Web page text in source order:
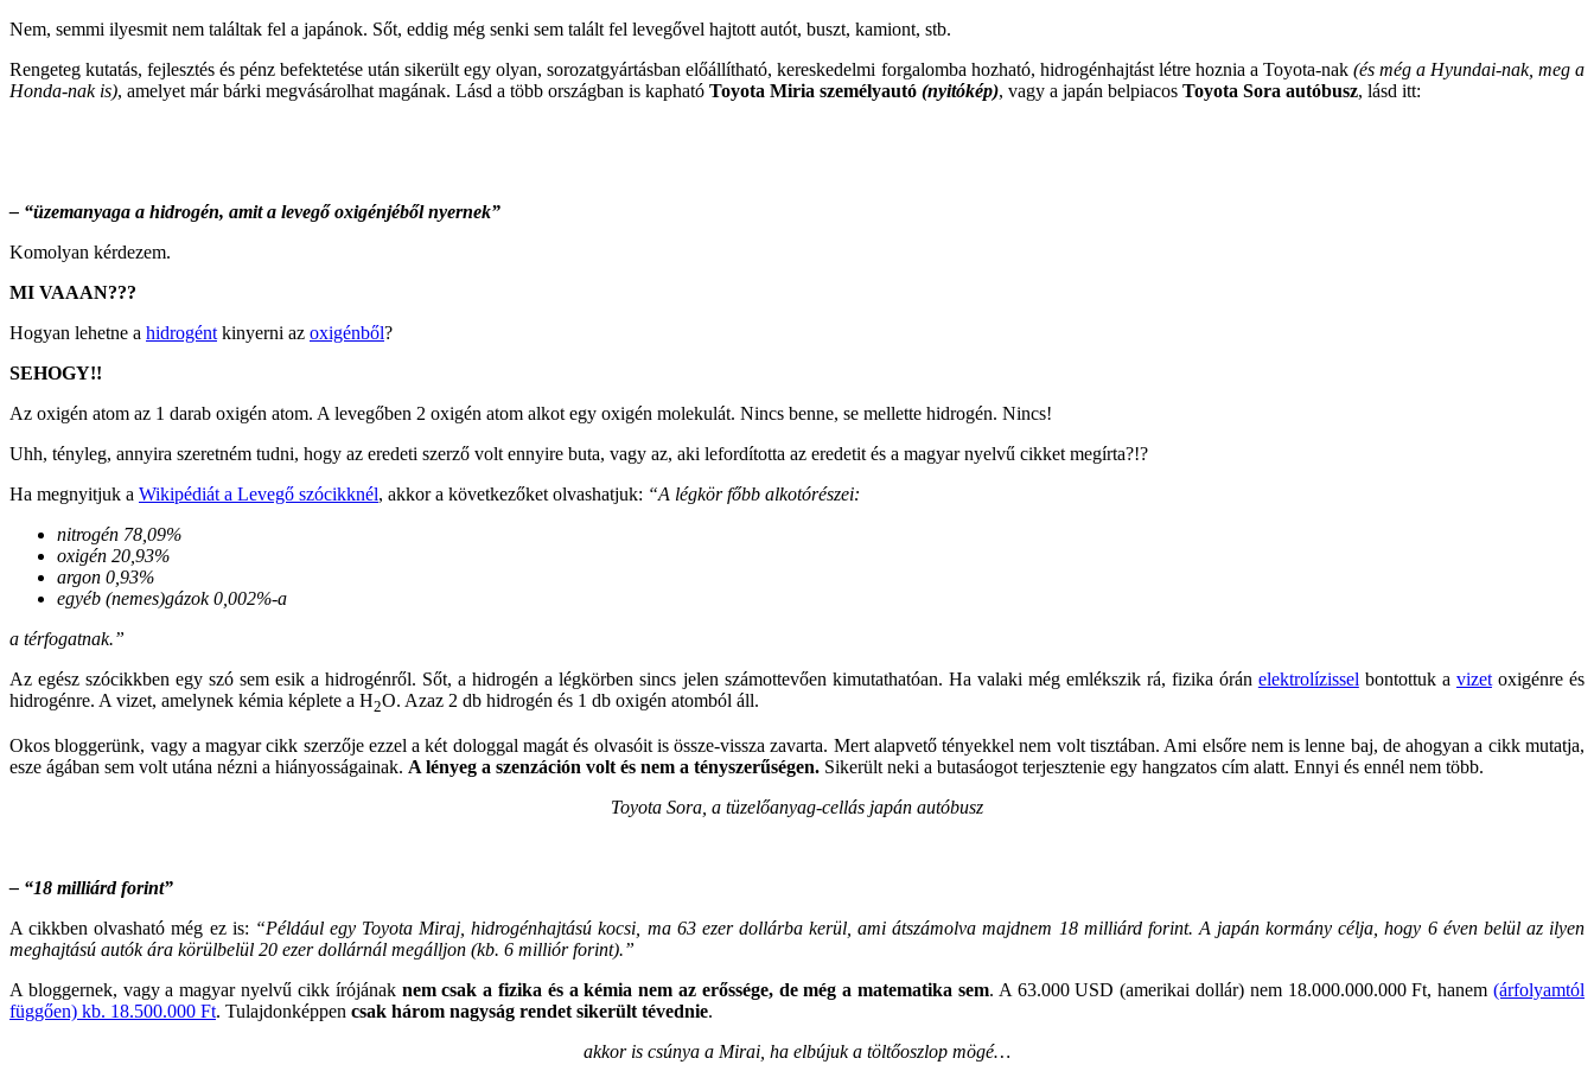
Nem, semmi ilyesmit nem találtak fel a japánok. Sőt, eddig még senki sem talált fel levegővel hajtott autót, buszt, kamiont, stb.
Rengeteg kutatás, fejlesztés és pénz befektetése után sikerült egy olyan, sorozatgyártásban előállítható, kereskedelmi forgalomba hozható, hidrogénhajtást létre hoznia a Toyota-nak (és még a Hyundai-nak, meg a
Honda-nak is), amelyet már bárki megvásárolhat magának. Lásd a több országban is kapható Toyota Miria személyautó (nyitókép), vagy a japán belpiacos Toyota Sora autóbusz, lásd itt:
– “üzemanyaga a hidrogén, amit a levegő oxigénjéből nyernek”
Komolyan kérdezem.
MI VAAAN???
Hogyan lehetne a hidrogént kinyerni az oxigénből?
SEHOGY!!
Az oxigén atom az 1 darab oxigén atom. A levegőben 2 oxigén atom alkot egy oxigén molekulát. Nincs benne, se mellette hidrogén. Nincs!
Uhh, tényleg, annyira szeretném tudni, hogy az eredeti szerző volt ennyire buta, vagy az, aki lefordította az eredetit és a magyar nyelvű cikket megírta?!?
Ha megnyitjuk a Wikipédiát a Levegő szócikknél, akkor a következőket olvashatjuk: “A légkör főbb alkotórészei:
nitrogén 78,09%
oxigén 20,93%
argon 0,93%
egyéb (nemes)gázok 0,002%-a
a térfogatnak.”
Az egész szócikkben egy szó sem esik a hidrogénről. Sőt, a hidrogén a légkörben sincs jelen számottevően kimutathatóan. Ha valaki még emlékszik rá, fizika órán elektrolízissel bontottuk a vizetoxigénre és
hidrogénre. A vizet, amelynek kémia képlete a H2O. Azaz 2 db hidrogén és 1 db oxigén atomból áll.
Okos bloggerünk, vagy a magyar cikk szerzője ezzel a két dologgal magát és olvasóit is össze-vissza zavarta. Mert alapvető tényekkel nem volt tisztában. Ami elsőre nem is lenne baj, de ahogyan a cikk mutatja,
esze ágában sem volt utána nézni a hiányosságainak. A lényeg a szenzáción volt és nem a tényszerűségen. Sikerült neki a butasáogot terjesztenie egy hangzatos cím alatt. Ennyi és ennél nem több.
Toyota Sora, a tüzelőanyag-cellás japán autóbusz
– “18 milliárd forint”
A cikkben olvasható még ez is: “Például egy Toyota Miraj, hidrogénhajtású kocsi, ma 63 ezer dollárba kerül, ami átszámolva majdnem 18 milliárd forint. A japán kormány célja, hogy 6 éven belül az ilyen
meghajtású autók ára körülbelül 20 ezer dollárnál megálljon (kb. 6 milliór forint).”
A bloggernek, vagy a magyar nyelvű cikk írójának nem csak a fizika és a kémia nem az erőssége, de még a matematika sem. A 63.000 USD (amerikai dollár) nem 18.000.000.000 Ft, hanem (árfolyamtól
függően) kb. 18.500.000 Ft. Tulajdonképpen csak három nagyság rendet sikerült tévednie.
akkor is csúnya a Mirai, ha elbújuk a töltőoszlop mögé…